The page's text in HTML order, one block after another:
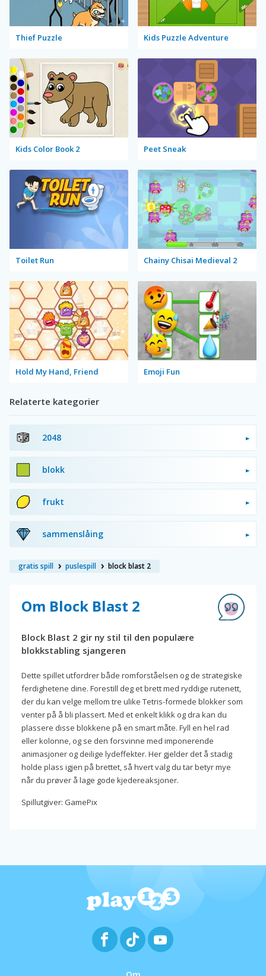
Thief Puzzle Kids Puzzle Adventure
Kids Color Book 2 Peet Sneak
Toilet Run Chainy Chisai Medieval 2
Hold My Hand, Friend Emoji Fun
Relaterte kategorier
2048
blokk
frukt
sammenslåing
gratis spill puslespill block blast 2
Om Block Blast 2
Block Blast 2 gir ny stil til den populære
blokkstabling sjangeren
Dette spillet utfordrer både romforståelsen og de strategiske
ferdighetene dine. Forestill deg et brett med ryddige rutenett,
der du kan velge mellom tre ulike Tetris-formede blokker som
venter på å bli plassert. Med et enkelt klikk og dra kan du
plassere disse blokkene på en smart måte. Fyll en hel rad
eller kolonne, og se den forsvinne med imponerende
animasjoner og deilige lydeffekter. Her gjelder det å stadig
holde plass igjen på brettet, så hvert valg du tar betyr mye
når du prøver å lage gode kjedereaksjoner.
Spillutgiver: GamePix